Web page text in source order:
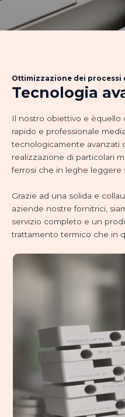
Ottimizzazione dei processi
Tecnologia
Il nostro obiettivo e èquello
rapido e professionale
tecnologicamente avanzati
realizzazione di particolari
ferrosi che in leghe leggere
Grazie ad una solida e
aziende nostre fornitrici,
servizio completo e un
trattamento termico che in